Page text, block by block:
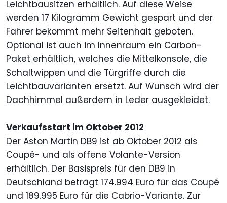
Leichtbausitzen erhältlich. Auf diese Weise
werden 17 Kilogramm Gewicht gespart und der
Fahrer bekommt mehr Seitenhalt geboten.
Optional ist auch im Innenraum ein Carbon-
Paket erhältlich, welches die Mittelkonsole, die
Schaltwippen und die Türgriffe durch die
Leichtbauvarianten ersetzt. Auf Wunsch wird der
Dachhimmel außerdem in Leder ausgekleidet.
Verkaufsstart im Oktober 2012
Der Aston Martin DB9 ist ab Oktober 2012 als
Coupé- und als offene Volante-Version
erhältlich. Der Basispreis für den DB9 in
Deutschland beträgt 174.994 Euro für das Coupé
und 189.995 Euro für die Cabrio-Variante. Zur